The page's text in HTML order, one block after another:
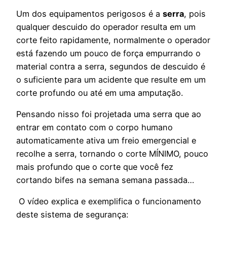
Um dos equipamentos perigosos é a serra, pois
qualquer descuido do operador resulta em um
corte feito rapidamente, normalmente o operador
está fazendo um pouco de força empurrando o
material contra a serra, segundos de descuido é
o suficiente para um acidente que resulte em um
corte profundo ou até em uma amputação.
Pensando nisso foi projetada uma serra que ao
entrar em contato com o corpo humano
automaticamente ativa um freio emergencial e
recolhe a serra, tornando o corte MÍNIMO, pouco
mais profundo que o corte que você fez
cortando bifes na semana semana passada…
O vídeo explica e exemplifica o funcionamento
deste sistema de segurança: